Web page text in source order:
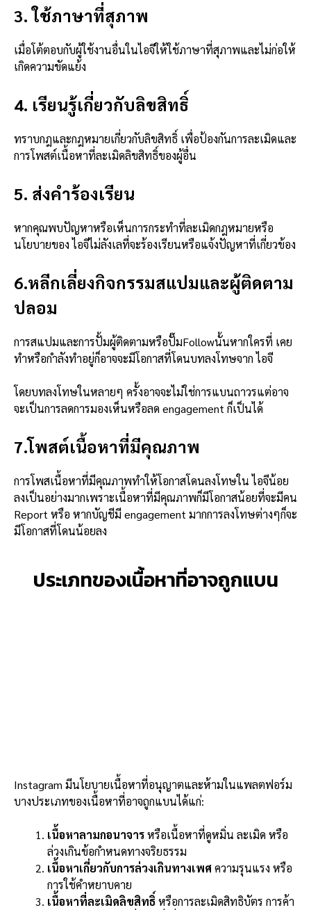
3. ใช้ภาษาที่สุภาพ
เมื่อโต้ตอบกับผู้ใช้งานอื่นในไอจีให้ใช้ภาษาที่สุภาพและไม่ก่อให้
เกิดความขัดแย้ง
4. เรียนรู้เกี่ยวกับลิขสิทธิ์
ทราบกฎและกฎหมายเกี่ยวกับลิขสิทธิ์ เพื่อป้องกันการละเมิดและ
การโพสต์เนื้อหาที่ละเมิดลิขสิทธิ์ของผู้อื่น
5. ส่งคำร้องเรียน
หากคุณพบปัญหาหรือเห็นการกระทำที่ละเมิดกฎหมายหรือ
นโยบายของ ไอจีไม่ลังเลที่จะร้องเรียนหรือแจ้งปัญหาที่เกี่ยวข้อง
6.หลีกเลี่ยงกิจกรรมสแปมและผู้ติดตาม
ปลอม
การสแปมและการปั้มผู้ติดตามหรือปั๊มFollowนั้นหากใครที่ เคย
ทำหรือกำลังทำอยู่ก็อาจจะมีโอกาสที่โดนบทลงโทษจาก ไอจี
โดยบทลงโทษในหลายๆ ครั้งอาจจะไม่ใช่การแบนถาวรแต่อาจ
จะเป็นการลดการมองเห็นหรือลด engagement ก็เป็นได้
7.โพสต์เนื้อหาที่มีคุณภาพ
การโพสเนื้อหาที่มีคุณภาพทำให้โอกาสโดนลงโทษใน ไอจีน้อย
ลงเป็นอย่างมากเพราะเนื้อหาที่มีคุณภาพก็มีโอกาสน้อยที่จะมีคน
Report หรือ หากบัญชีมี engagement มากการลงโทษต่างๆก็จะ
มีโอกาสที่โดนน้อยลง
ประเภทของเนื้อหาที่อาจถูกแบน
Instagram มีนโยบายเนื้อหาที่อนุญาตและห้ามในแพลตฟอร์ม
บางประเภทของเนื้อหาที่อาจถูกแบนได้แก่:
เนื้อหาลามกอนาจารหรือเนื้อหาที่ดูหมิ่น ละเมิด หรือ
ล่วงเกินข้อกำหนดทางจริยธรรม
เนื้อหาเกี่ยวกับการล่วงเกินทางเพศความรุนแรง หรือ
การใช้คำหยาบคาย
เนื้อหาที่ละเมิดลิขสิทธิ์หรือการละเมิดสิทธิบัตร การค้า